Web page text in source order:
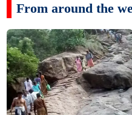
From around the